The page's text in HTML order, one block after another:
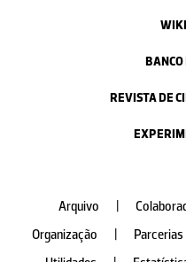
BANCO
REVISTA DE
Arquivo
Organização
Parcerias